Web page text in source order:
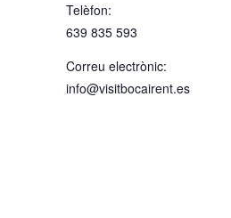
Telèfon:
639 835 593
Correu electrònic:
info@visitbocairent.es